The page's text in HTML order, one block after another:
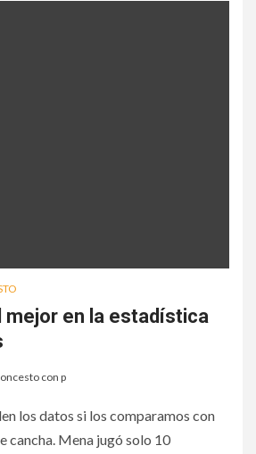
mejor en la estadística
con p
los datos si los comparamos con
cancha. Mena jugó solo 10